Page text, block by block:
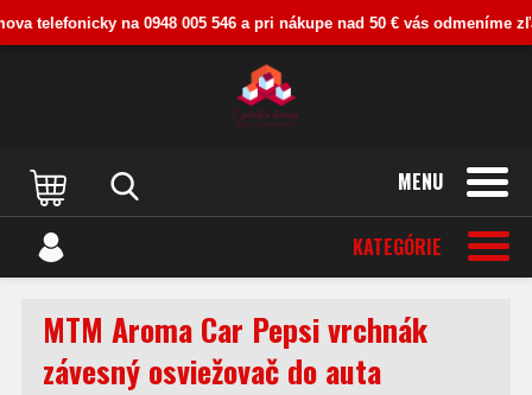
MENU
KATEGÓRIE
MTM Aroma Car Pepsi vrchnák
závesný osviežovač do auta
telefonicky na 0948 005 546 a pri nákupe nad 50 € vás odmeníme